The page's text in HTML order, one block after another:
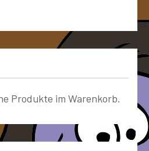
Produkte im Warenkorb.